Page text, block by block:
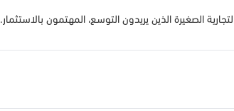
الصغيرة الذين يريدون التوسع، المهتمون بالاستثمار.